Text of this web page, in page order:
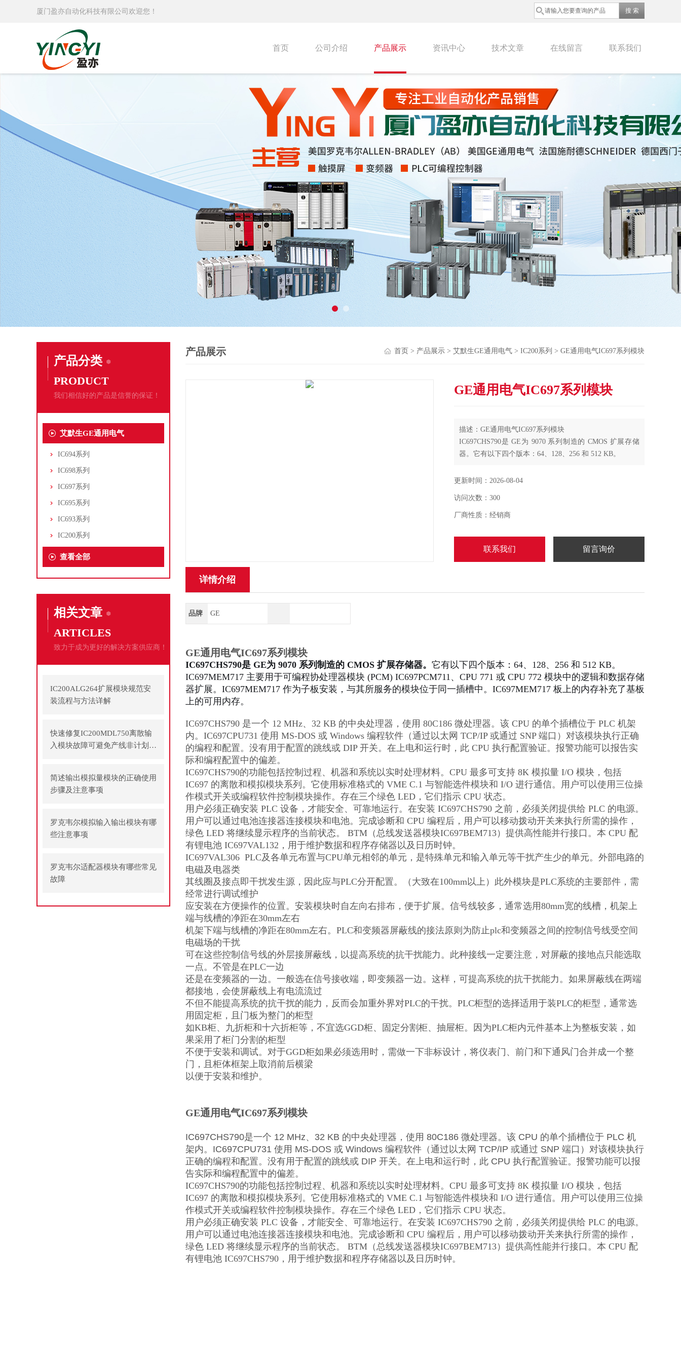
厦门盈亦自动化科技有限公司欢迎您！
首页 公司介绍 产品展示 资讯中心 技术文章 在线留言 联系我们
产品分类
PRODUCT
我们相信好的产品是信誉的保证！
艾默生GE通用电气
IC694系列
IC698系列
IC697系列
IC695系列
IC693系列
IC200系列
查看全部
相关文章
ARTICLES
致力于成为更好的解决方案供应商！
IC200ALG264扩展模块规范安
装流程与方法详解
快速修复IC200MDL750离散输
入模块故障可避免产线非计划停
简述输出模拟量模块的正确使用
步骤及注意事项
罗克韦尔模拟输入输出模块有哪
些注意事项
罗克韦尔适配器模块有哪些常见
故障
产品展示 首页 > 产品展示 > 艾默生GE通用电气 > IC200系列 > GE通用电气IC697系列模块
GE通用电气IC697系列模块
描述：GE通用电气IC697系列模块
IC697CHS790是 GE为 9070 系列制造的 CMOS 扩展存储
器。它有以下四个版本：64、128、256 和 512 KB。
更新时间：2026-08-04
访问次数：300
厂商性质：经销商
联系我们 留言询价
详情介绍
品牌 GE
GE通用电气IC697系列模块
IC697CHS790是 GE为 9070 系列制造的 CMOS 扩展存储器。 它有以下四个版本：64、128、256 和 512 KB。
IC697MEM717 主要用于可编程协处理器模块 (PCM) IC697PCM711、CPU 771 或 CPU 772 模块中的逻辑和数据存储
器扩展。IC697MEM717 作为子板安装，与其所服务的模块位于同一插槽中。IC697MEM717 板上的内存补充了基板
上的可用内存。
IC697CHS790 是一个 12 MHz、32 KB 的中央处理器，使用 80C186 微处理器。该 CPU 的单个插槽位于 PLC 机架
内。IC697CPU731 使用 MS-DOS 或 Windows 编程软件（通过以太网 TCP/IP 或通过 SNP 端口）对该模块执行正确
的编程和配置。没有用于配置的跳线或 DIP 开关。在上电和运行时，此 CPU 执行配置验证。报警功能可以报告实
际和编程配置中的偏差。
IC697CHS790的功能包括控制过程、机器和系统以实时处理材料。CPU 最多可支持 8K 模拟量 I/O 模块，包括
IC697 的离散和模拟模块系列。它使用标准格式的 VME C.1 与智能选件模块和 I/O 进行通信。用户可以使用三位操
作模式开关或编程软件控制模块操作。存在三个绿色 LED，它们指示 CPU 状态。
用户必须正确安装 PLC 设备，才能安全、可靠地运行。在安装 IC697CHS790 之前，必须关闭提供给 PLC 的电源。
用户可以通过电池连接器连接模块和电池。完成诊断和 CPU 编程后，用户可以移动拨动开关来执行所需的操作，
绿色 LED 将继续显示程序的当前状态。 BTM（总线发送器模块IC697BEM713）提供高性能并行接口。本 CPU 配
有锂电池 IC697VAL132，用于维护数据和程序存储器以及日历时钟。
IC697VAL306 PLC及各单元布置与CPU单元相邻的单元，是特殊单元和输入单元等干扰产生少的单元。外部电路的
电磁及电器类
其线圈及接点即干扰发生源，因此应与PLC分开配置。（大致在100mm以上）此外模块是PLC系统的主要部件，需
经常进行调试维护
应安装在方便操作的位置。安装模块时自左向右排布，便于扩展。信号线较多，通常选用80mm宽的线槽，机架上
端与线槽的净距在30mm左右
机架下端与线槽的净距在80mm左右。PLC和变频器屏蔽线的接法原则为防止plc和变频器之间的控制信号线受空间
电磁场的干扰
可在这些控制信号线的外层接屏蔽线，以提高系统的抗干扰能力。此种接线一定要注意，对屏蔽的接地点只能选取
一点。不管是在PLC一边
还是在变频器的一边。一般选在信号接收端，即变频器一边。这样，可提高系统的抗干扰能力。如果屏蔽线在两端
都接地，会使屏蔽线上有电流流过
不但不能提高系统的抗干扰的能力，反而会加重外界对PLC的干扰。PLC柜型的选择适用于装PLC的柜型，通常选
用固定柜，且门板为整门的柜型
如KB柜、九折柜和十六折柜等，不宜选GGD柜、固定分割柜、抽屉柜。因为PLC柜内元件基本上为整板安装，如
果采用了柜门分割的柜型
不便于安装和调试。对于GGD柜如果必须选用时，需做一下非标设计，将仪表门、前门和下通风门合并成一个整
门，且柜体框架上取消前后横梁
以便于安装和维护。
GE通用电气IC697系列模块
IC697CHS790是一个 12 MHz、32 KB 的中央处理器，使用 80C186 微处理器。该 CPU 的单个插槽位于 PLC 机
架内。IC697CPU731 使用 MS-DOS 或 Windows 编程软件（通过以太网 TCP/IP 或通过 SNP 端口）对该模块执行
正确的编程和配置。没有用于配置的跳线或 DIP 开关。在上电和运行时，此 CPU 执行配置验证。报警功能可以报
告实际和编程配置中的偏差。
IC697CHS790的功能包括控制过程、机器和系统以实时处理材料。CPU 最多可支持 8K 模拟量 I/O 模块，包括
IC697 的离散和模拟模块系列。它使用标准格式的 VME C.1 与智能选件模块和 I/O 进行通信。用户可以使用三位操
作模式开关或编程软件控制模块操作。存在三个绿色 LED，它们指示 CPU 状态。
用户必须正确安装 PLC 设备，才能安全、可靠地运行。在安装 IC697CHS790 之前，必须关闭提供给 PLC 的电源。
用户可以通过电池连接器连接模块和电池。完成诊断和 CPU 编程后，用户可以移动拨动开关来执行所需的操作，
绿色 LED 将继续显示程序的当前状态。 BTM（总线发送器模块IC697BEM713）提供高性能并行接口。本 CPU 配
有锂电池 IC697CHS790，用于维护数据和程序存储器以及日历时钟。